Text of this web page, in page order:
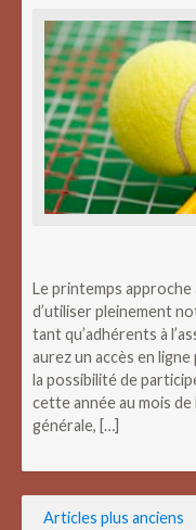
Le printemps approche
d’utiliser pleinement
tant qu’adhérents à
aurez un accès en
la possibilité de
cette année au mois de
générale, […]
Navigation
Articles plus anciens